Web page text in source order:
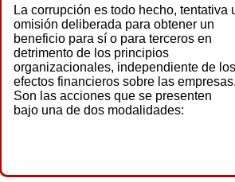
La corrupción es todo hecho, tentativa
omisión deliberada para obtener un
beneficio para sí o para terceros en
detrimento de los principios
organizacionales, independiente de los
efectos financieros sobre las empresas.
Son las acciones que se presenten
bajo una de dos modalidades: